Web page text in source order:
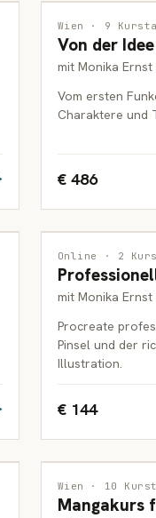
ILLUSTRATION
ERWACHSENE
Wien · 9
Von der
mit Monika Ernst
Vom ersten
Charaktere und
€ 486
ILLUSTRATION
ERWACHSENE
Online · 2
mit Monika Ernst
Procreate
Pinsel und der
Illustration.
€ 144
ZEICHNUNG
JUGENDLICHE
Wien · 10
Mangakurs